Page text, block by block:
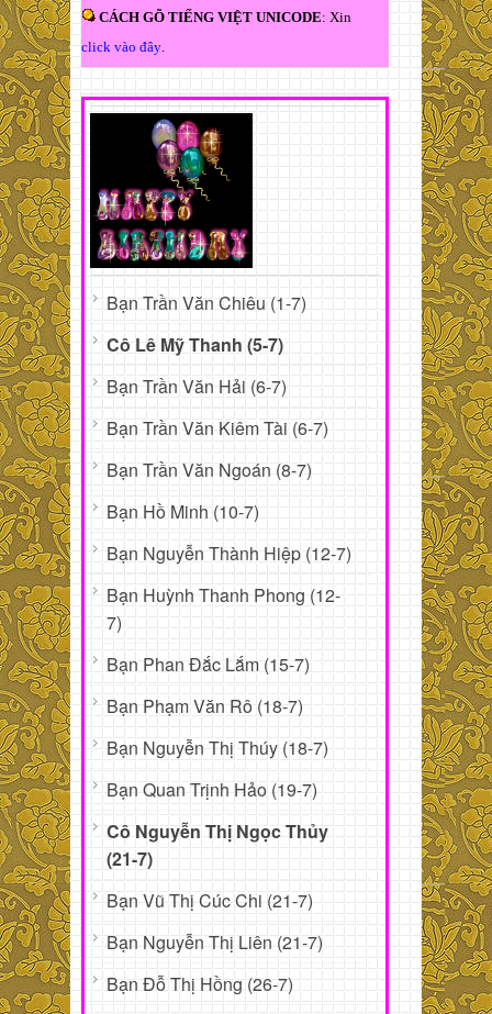
CÁCH GÕ TIẾNG VIỆT UNICODE: Xin
click vào đây.
Bạn Trần Văn Chiêu (1-7)
Cô Lê Mỹ Thanh (5-7)
Bạn Trần Văn Hải (6-7)
Bạn Trần Văn Kiêm Tài (6-7)
Bạn Trần Văn Ngoán (8-7)
Bạn Hồ Minh (10-7)
Bạn Nguyễn Thành Hiệp (12-7)
Bạn Huỳnh Thanh Phong (12-
7)
Bạn Phan Đắc Lắm (15-7)
Bạn Phạm Văn Rô (18-7)
Bạn Nguyễn Thị Thúy (18-7)
Bạn Quan Trịnh Hảo (19-7)
Cô Nguyễn Thị Ngọc Thủy
(21-7)
Bạn Vũ Thị Cúc Chi (21-7)
Bạn Nguyễn Thị Liên (21-7)
Bạn Đỗ Thị Hồng (26-7)